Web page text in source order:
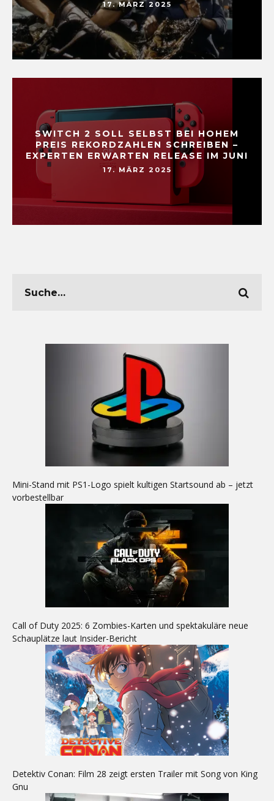
17. MÄRZ 2025
SWITCH 2 SOLL SELBST BEI HOHEM
PREIS REKORDZAHLEN SCHREIBEN –
EXPERTEN ERWARTEN RELEASE IM JUNI
17. MÄRZ 2025
Mini-Stand mit PS1-Logo spielt kultigen Startsound ab – jetzt
vorbestellbar
Call of Duty 2025: 6 Zombies-Karten und spektakuläre neue
Schauplätze laut Insider-Bericht
Detektiv Conan: Film 28 zeigt ersten Trailer mit Song von King
Gnu